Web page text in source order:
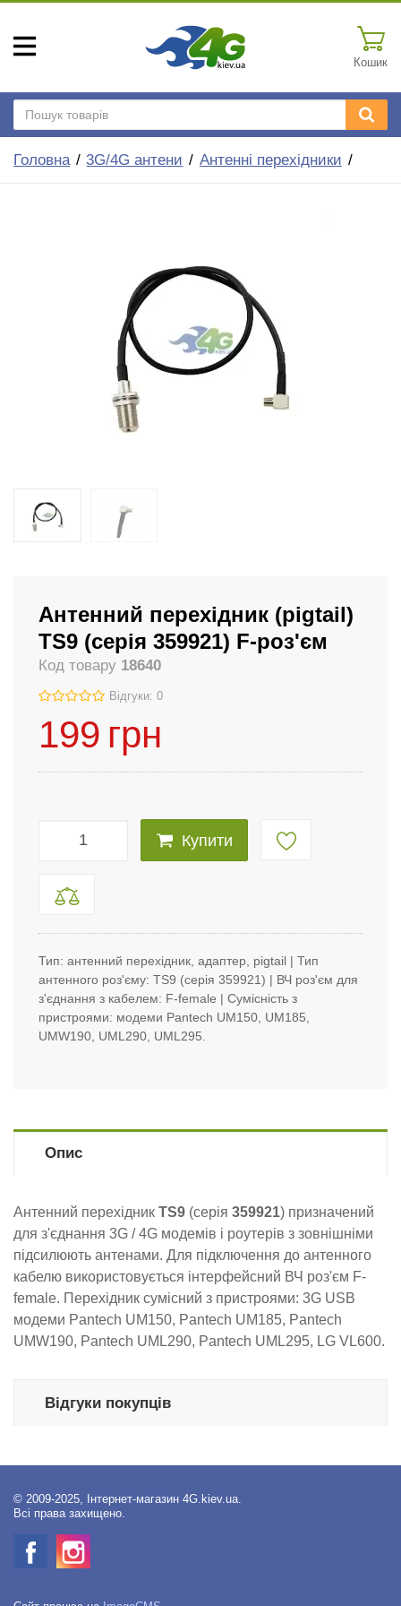
Кошик
Головна 3G/4G антени Антенні перехідники
Антенний перехідник (pigtail)
TS9 (серія 359921) F-роз'єм
Код товару 18640
Відгуки: 0
199 грн
Купити
Тип: антенний перехідник, адаптер, pigtail | Тип
антенного роз'єму: TS9 (серія 359921) | ВЧ роз'єм для
з'єднання з кабелем: F-female | Сумісність з
пристроями: модеми Pantech UM150, UM185,
UMW190, UML290, UML295.
Опис
Антенний перехідник TS9 (серія 359921) призначений
для з'єднання 3G / 4G модемів і роутерів з зовнішніми
підсилюють антенами. Для підключення до антенного
кабелю використовується інтерфейсний ВЧ роз'єм F-
female. Перехідник сумісний з пристроями: 3G USB
модеми Pantech UM150, Pantech UM185, Pantech
UMW190, Pantech UML290, Pantech UML295, LG VL600.
Відгуки покупців
© 2009-2025, Інтернет-магазин 4G.kiev.ua.
Всі права захищено.